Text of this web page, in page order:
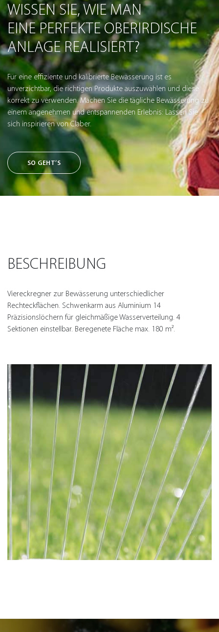
WISSEN SIE, WIE MAN
EINE PERFEKTE OBERIRDISCHE
ANLAGE REALISIERT?
Für eine effiziente und kalibrierte Bewässerung ist es
unverzichtbar, die richtigen Produkte auszuwählen und diese
korrekt zu verwenden. Machen Sie die tägliche Bewässerung zu
einem angenehmen und entspannenden Erlebnis: Lassen Sie
sich inspirieren von Claber.
SO GEHT’S
BESCHREIBUNG
Viereckregner zur Bewässerung unterschiedlicher
Rechteckflächen. Schwenkarm aus Aluminium 14
Präzisionslöchern für gleichmäßige Wasserverteilung. 4
Sektionen einstellbar. Beregenete Fläche max. 180 m².